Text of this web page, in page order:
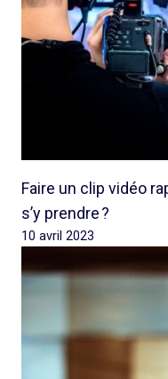
Faire un clip vidéo
s’y prendre ?
10 avril 2023